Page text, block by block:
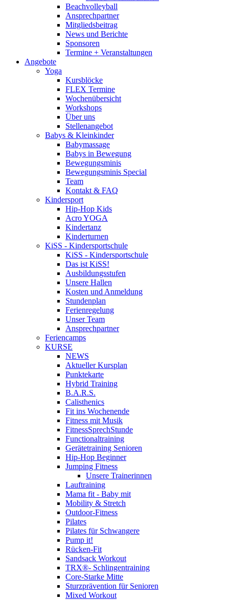
Beachvolleyball
Ansprechpartner
Mitgliedsbeitrag
News und Berichte
Sponsoren
Termine + Veranstaltungen
Angebote
Yoga
Kursblöcke
FLEX Termine
Wochenübersicht
Workshops
Über uns
Stellenangebot
Babys & Kleinkinder
Babymassage
Babys in Bewegung
Bewegungsminis
Bewegungsminis Special
Team
Kontakt & FAQ
Kindersport
Hip-Hop Kids
Acro YOGA
Kindertanz
Kinderturnen
KiSS - Kindersportschule
KiSS - Kindersportschule
Das ist KiSS!
Ausbildungsstufen
Unsere Hallen
Kosten und Anmeldung
Stundenplan
Ferienregelung
Unser Team
Ansprechpartner
Feriencamps
KURSE
NEWS
Aktueller Kursplan
Punktekarte
Hybrid Training
B.A.R.S.
Calisthenics
Fit ins Wochenende
Fitness mit Musik
FitnessSprechStunde
Functionaltraining
Gerätetraining Senioren
Hip-Hop Beginner
Jumping Fitness
Unsere Trainerinnen
Lauftraining
Mama fit - Baby mit
Mobility & Stretch
Outdoor-Fitness
Pilates
Pilates für Schwangere
Pump it!
Rücken-Fit
Sandsack Workout
TRX®- Schlingentraining
Core-Starke Mitte
Sturzprävention für Senioren
Mixed Workout